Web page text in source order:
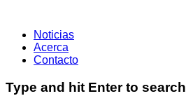
Noticias
Acerca
Contacto
Type and hit Enter to search